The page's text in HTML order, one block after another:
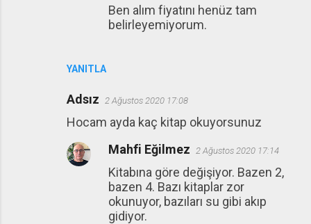
YANITLA
Ben alım fiyatını henüz tam
belirleyemiyorum.
Adsız 2 Ağustos 2020 17:08
Hocam ayda kaç kitap okuyorsunuz
Mahfi Eğilmez 2 Ağustos 2020 17:14
Kitabına göre değişiyor. Bazen 2,
bazen 4. Bazı kitaplar zor
okunuyor, bazıları su gibi akıp
gidiyor.